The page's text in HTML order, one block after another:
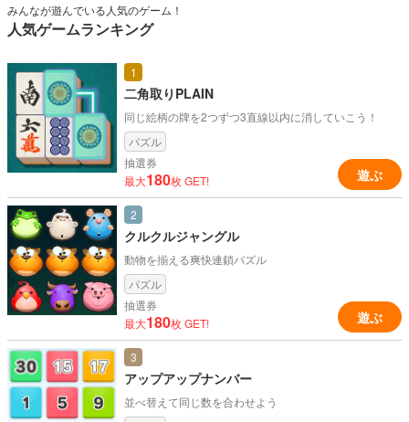
みんなが遊んでいる人気のゲーム！
人気ゲームランキング
1
二角取りPLAIN
同じ絵柄の牌を2つずつ3直線以内に消していこう！
パズル
抽選券
最大180枚 GET! 遊ぶ
2
クルクルジャングル
動物を揃える爽快連鎖パズル
パズル
抽選券
最大180枚 GET! 遊ぶ
3
アップアップナンバー
並べ替えて同じ数を合わせよう